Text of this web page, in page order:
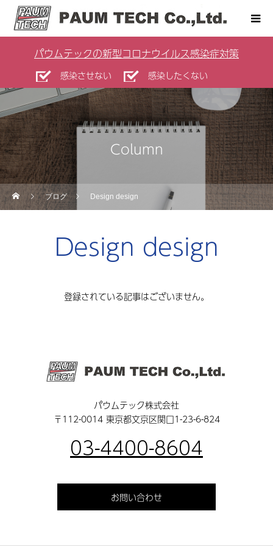
パウムテックの新型コロナウイルス感染症対策
感染させない 感染したくない
Column
ブログ Design design
Design design
登録されている記事はございません。
パウムテック株式会社
〒112-0014 東京都文京区関口1-23-6-824
03-4400-8604
お問い合わせ